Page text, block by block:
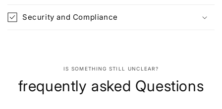
Security and Compliance
IS SOMETHING STILL UNCLEAR?
frequently asked Questions